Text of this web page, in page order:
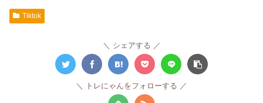
Tiktok
シェアする
トレにゃんをフォローする